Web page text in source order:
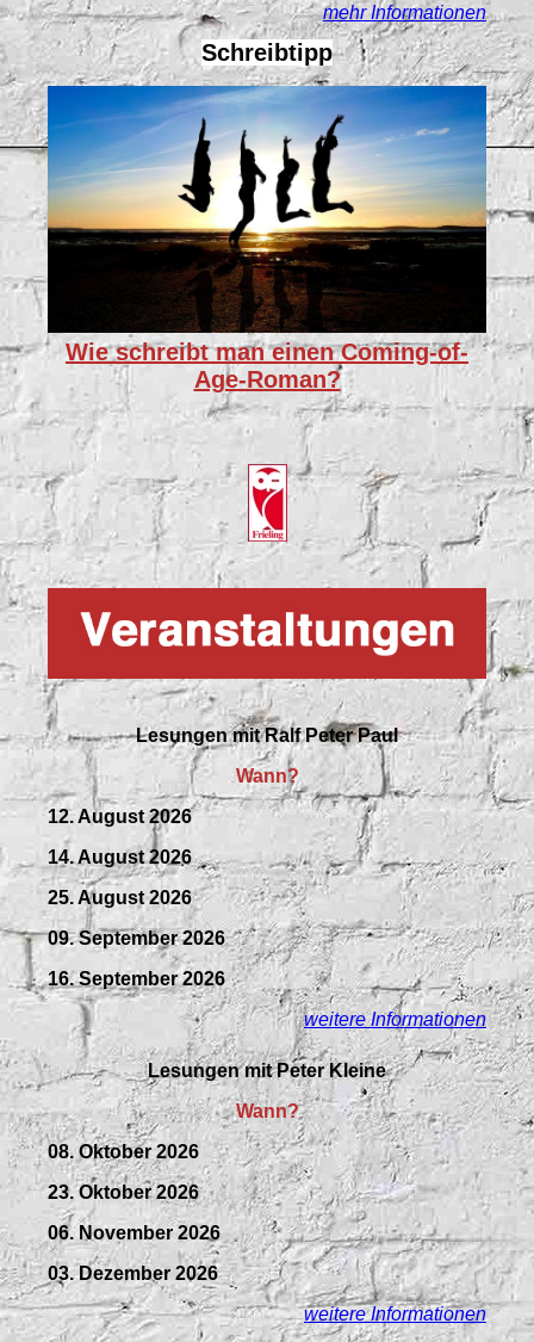
mehr Informationen
Schreibtipp
Wie schreibt man einen Coming-of-
Age-Roman?
Lesungen mitRalf Peter Paul
Wann?
12. August 2026
14. August 2026
25. August 2026
09.September2026
16. September 2026
weitere Informationen
Lesungen mit Peter Kleine
Wann?
08. Oktober 2026
23. Oktober 2026
06. November 2026
03. Dezember 2026
weitere Informationen